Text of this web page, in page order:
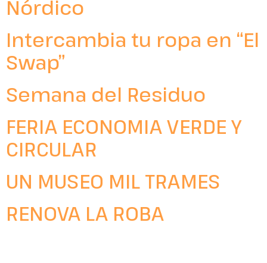
Nórdico
Intercambia tu ropa en “El
Swap”
Semana del Residuo
FERIA ECONOMIA VERDE Y
CIRCULAR
UN MUSEO MIL TRAMES
RENOVA LA ROBA